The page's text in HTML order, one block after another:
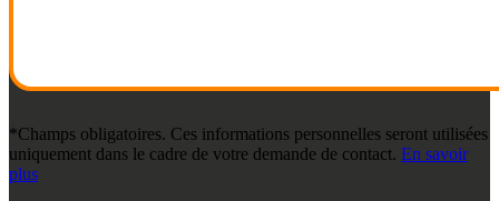
*Champs obligatoires. Ces informations personnelles seront utilisées
uniquement dans le cadre de votre demande de contact. En savoir
plus